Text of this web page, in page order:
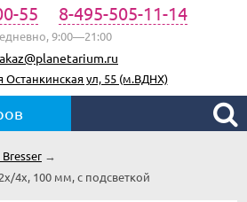
55 8-495-505-11-14
9:00—21:00
Останкинская ул, 55 (м.ВДНХ)
→
4x, 100 мм, с подсветкой